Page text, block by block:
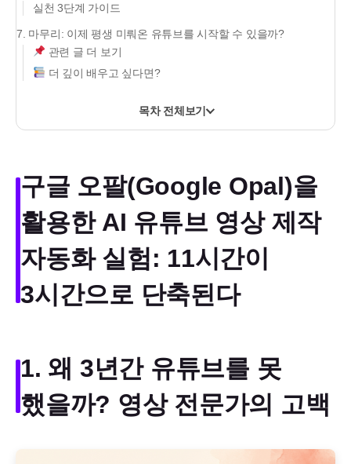
실천 3단계 가이드
7. 마무리: 이제 평생 미뤄온 유튜브를 시작할 수 있을까?
관련 글 더 보기
더 깊이 배우고 싶다면?
목차 전체보기
구글 오팔(Google Opal)을
활용한 AI 유튜브 영상 제작
자동화 실험: 11시간이
3시간으로 단축된다
1. 왜 3년간 유튜브를 못
했을까? 영상 전문가의 고백